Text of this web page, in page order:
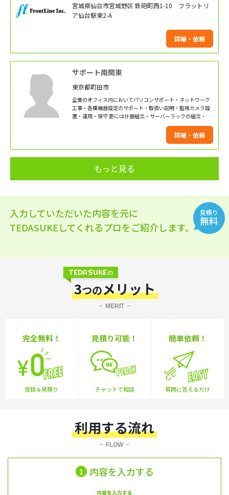
宮城県仙台市宮城野区 鉄砲町西1-10 フラットリ
ア仙台駅東2-A
詳細・依頼
サポート南関東
東京都町田市
企業のオフィス内においてパソコンサポート・ネットワーク
工事・各種機器設定のサポート・取扱い説明・監視カメラ設
置・運用・保守 更には什器組立・サーバーラックの組立・設
詳細・依頼
もっと見る
入力していただいた内容を元に
TEDASUKEしてくれるプロをご紹介します。
見積り
無料
TEDASUKEの
3つのメリット
MERIT
登録＆見積り
完全無料！
チャットで相談
見積り可能！
質問に答えるだけ
簡単依頼！
利用する流れ
FLOW
1 内容を入力する